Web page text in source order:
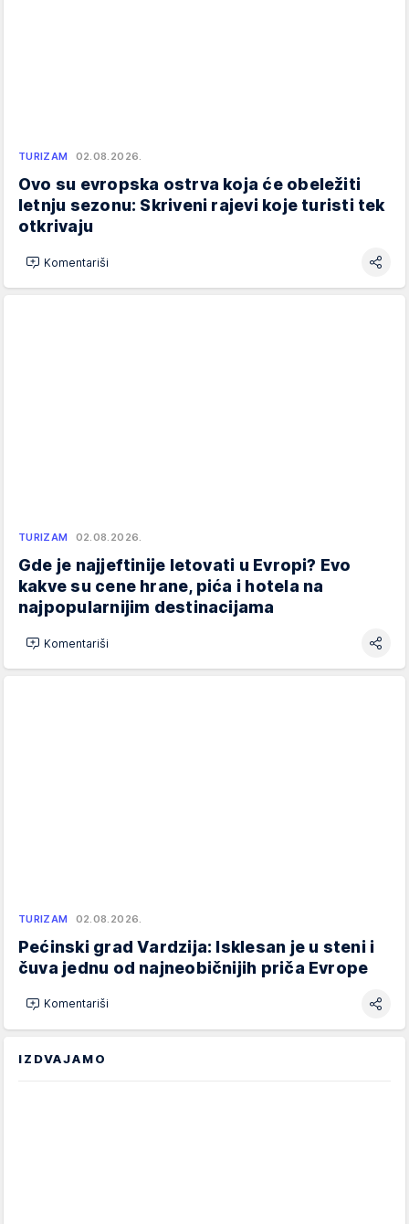
TURIZAM 02.08.2026.
Ovo su evropska ostrva koja će obeležiti
letnju sezonu: Skriveni rajevi koje turisti tek
otkrivaju
Komentariši
TURIZAM 02.08.2026.
Gde je najjeftinije letovati u Evropi? Evo
kakve su cene hrane, pića i hotela na
najpopularnijim destinacijama
Komentariši
TURIZAM 02.08.2026.
Pećinski grad Vardzija: Isklesan je u steni i
čuva jednu od najneobičnijih priča Evrope
Komentariši
IZDVAJAMO